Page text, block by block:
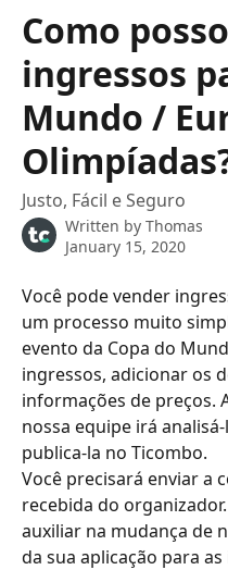
Como
ingressos
Mundo /
Justo, Fácil e Seguro
Written by Thomas
January 15, 2020
Você pode vender
um processo muito
evento da Copa do
ingressos, adicionar os
informações de preços.
nossa equipe irá
publica-la no Ticombo.
Você precisará enviar a
recebida do
auxiliar na mudança de
da sua aplicação para